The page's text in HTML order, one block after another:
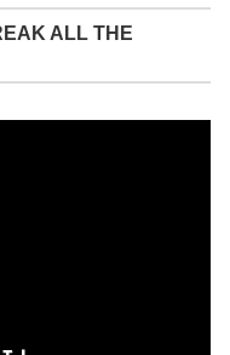
ALL THE